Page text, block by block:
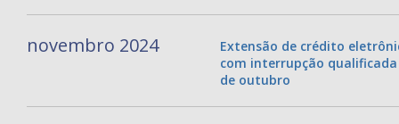
novembro 2024
Extensão de crédito
com interrupção
de outubro